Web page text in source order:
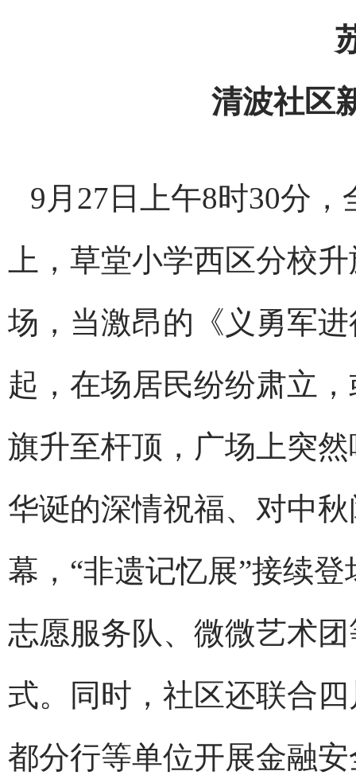
清波社区
9月27日上午8时30分
上，草堂小学西区分校
场，当激昂的《义勇军
起，在场居民纷纷肃立
旗升至杆顶，广场上突
华诞的深情祝福、对中
幕，“非遗记忆展”接续
志愿服务队、微微艺术
式。同时，社区还联合
都分行等单位开展金融